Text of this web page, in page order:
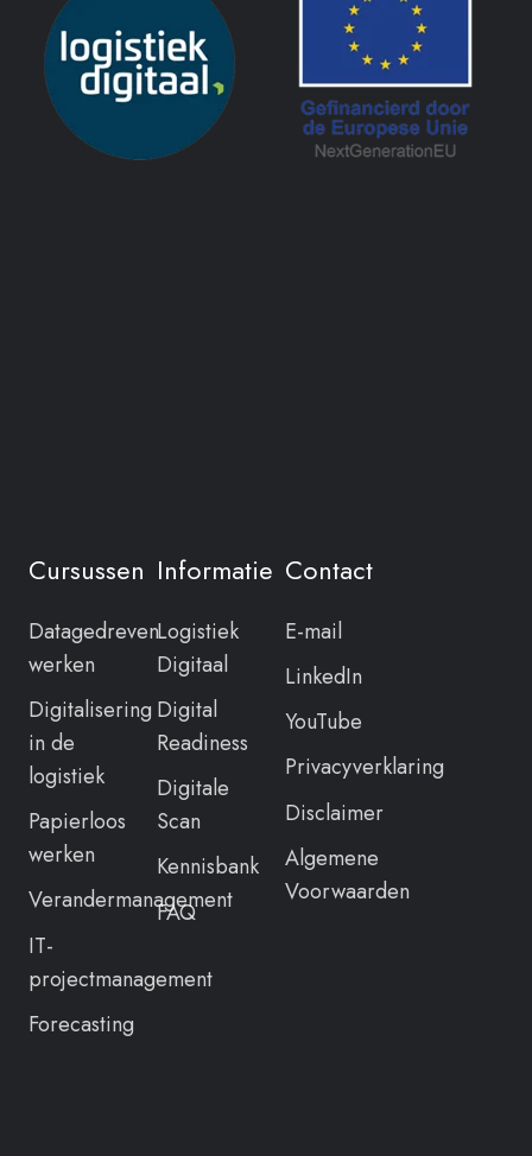
Cursussen
Datagedreven
werken
Digitalisering
in de
logistiek
Papierloos
werken
Verandermanagement
IT-
projectmanagement
Forecasting
Informatie
Logistiek
Digitaal
Digital
Readiness
Digitale
Scan
Kennisbank
FAQ
Contact
E-mail
LinkedIn
YouTube
Privacyverklaring
Disclaimer
Algemene
Voorwaarden